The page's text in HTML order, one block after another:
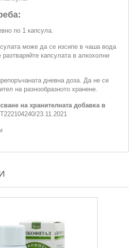
по 1 капсула.
може да се изсипе в чаша вода
капсулата в алкохолни
дневна доза. Да не се
на разнообразното хранене.
на хранителната добавка в
Т222104240/23.11.2021